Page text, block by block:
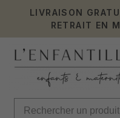
LIVRAISON
RETRAIT EN